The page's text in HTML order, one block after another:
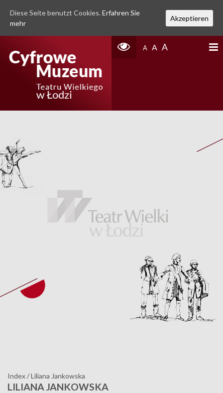
A A A
Index/Liliana Jankowska
LILIANA JANKOWSKA
Diese Seite benutzt Cookies. Erfahren Sie
mehr
Akzeptieren